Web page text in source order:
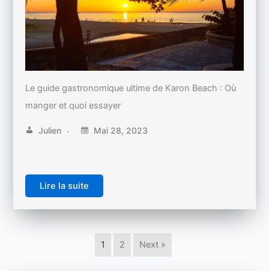
Le guide gastronomique ultime de Karon Beach : Où
manger et quoi essayer
Julien Mai 28, 2023
Lire la suite
1 2 Next »